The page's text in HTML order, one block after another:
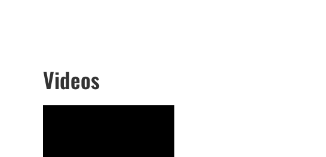
Videos